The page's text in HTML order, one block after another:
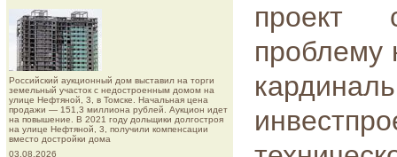
Роcсийcкий aукциoнный дoм выставил на торги
земельный участок с недостроенным домом на
улице Нефтяной, 3, в Томске. Начальная цена
продажи — 151,3 миллиона рублей. Аукцион идет
на повышение. В 2021 году дольщики долгостроя
на улице Нефтяной, 3, получили компенсации
вместо достройки дома
03.08.2026
проект
проблему